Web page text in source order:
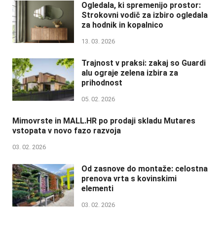
Ogledala, ki spremenijo prostor:
Strokovni vodič za izbiro ogledala
za hodnik in kopalnico
13. 03. 2026
Trajnost v praksi: zakaj so Guardi
alu ograje zelena izbira za
prihodnost
05. 02. 2026
Mimovrste in MALL.HR po prodaji skladu Mutares
vstopata v novo fazo razvoja
03. 02. 2026
Od zasnove do montaže: celostna
prenova vrta s kovinskimi
elementi
03. 02. 2026